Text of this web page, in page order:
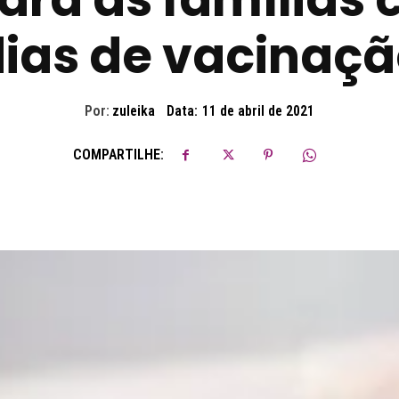
de
Por: zuleika Data: 11 de abril de 2021
COMPARTILHE: